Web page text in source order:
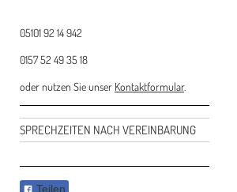
05101 92 14 942
0157 52 49 35 18
oder nutzen Sie unser Kontaktformular.
SPRECHZEITEN NACH VEREINBARUNG
Teilen